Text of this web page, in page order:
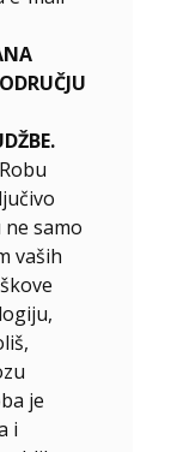
samo
vaših
je
i